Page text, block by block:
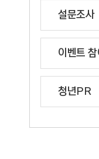
설문조사
이벤트
청년PR